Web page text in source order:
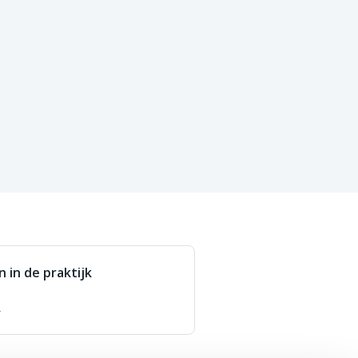
in de praktijk